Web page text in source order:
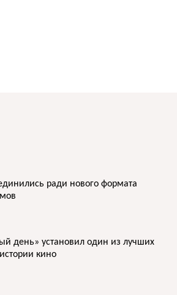
ради нового формата
день» установил один из лучших
кино